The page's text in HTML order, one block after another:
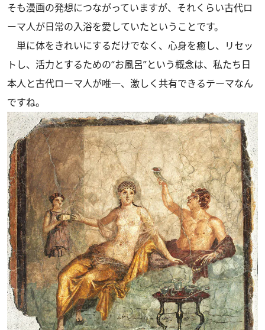
そも漫画の発想につながっていますが、それくらい古代ロ
ーマ人が日常の入浴を愛していたということです。
単に体をきれいにするだけでなく、心身を癒し、リセッ
トし、活力とするための“お風呂”という概念は、私たち日
本人と古代ローマ人が唯一、激しく共有できるテーマなん
ですね。